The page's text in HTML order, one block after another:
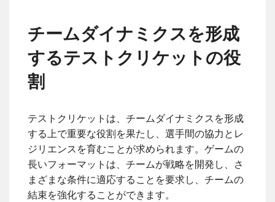
チームダイナミクスを形成
するテストクリケットの役
割
テストクリケットは、チームダイナミクスを形成
する上で重要な役割を果たし、選手間の協力とレ
ジリエンスを育むことが求められます。ゲームの
長いフォーマットは、チームが戦略を開発し、さ
まざまな条件に適応することを要求し、チームの
結束を強化することができます。